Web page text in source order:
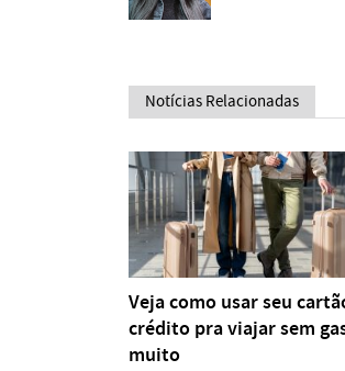
Notícias Relacionadas
Veja como usar seu
crédito pra viajar sem
muito